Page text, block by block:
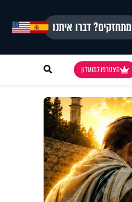
מתחזקים? דברו איתנו
הצטרפו למועדון